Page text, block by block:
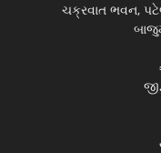
ચક્રવાત ભવન,